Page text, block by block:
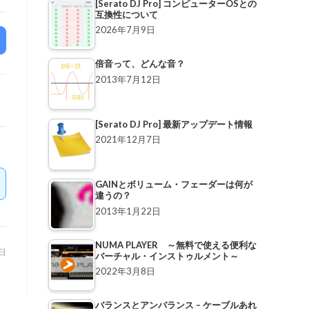
[Serato DJ Pro] コンピューターOSとの
互換性について
2026年7月9日
倍音って、どんな音？
2013年7月12日
[Serato DJ Pro] 最新アップデート情報
2021年12月7日
GAINとボリューム・フェーダーは何が
違うの？
2013年1月22日
NUMA PLAYER ～無料で使える便利な
バーチャル・インストゥルメント～
2022年3月8日
バランスとアンバランス – ケーブルあれ